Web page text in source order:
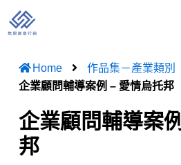
至
Home 作品集－產業類別
企業顧問輔導案例 – 愛情烏托邦
企業顧問輔導案
邦